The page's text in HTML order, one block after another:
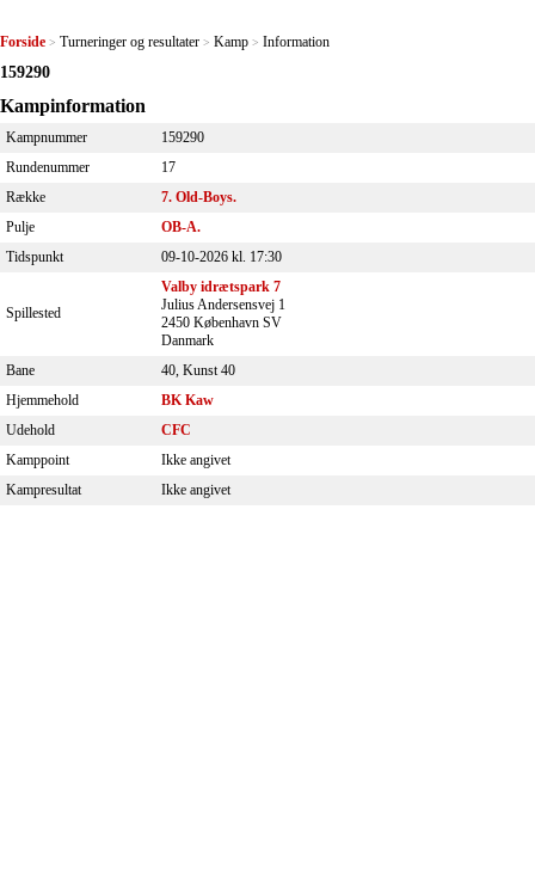
Forside > Turneringer og resultater > Kamp > Information
159290
Kampinformation
Kampnummer
159290
Rundenummer
17
Række
7. Old-Boys.
Pulje
OB-A.
Tidspunkt
09-10-2026 kl. 17:30
Spillested
Valby idrætspark 7
Julius Andersensvej 1
2450 København SV
Danmark
Bane
40, Kunst 40
Hjemmehold
BK Kaw
Udehold
CFC
Kamppoint
Ikke angivet
Kampresultat
Ikke angivet